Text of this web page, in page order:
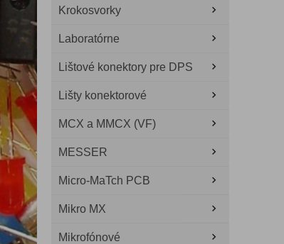
Krokosvorky
Laboratórne
Lištové konektory pre DPS
Lišty konektorové
MCX a MMCX (VF)
MESSER
Micro-MaTch PCB
Mikro MX
Mikrofónové